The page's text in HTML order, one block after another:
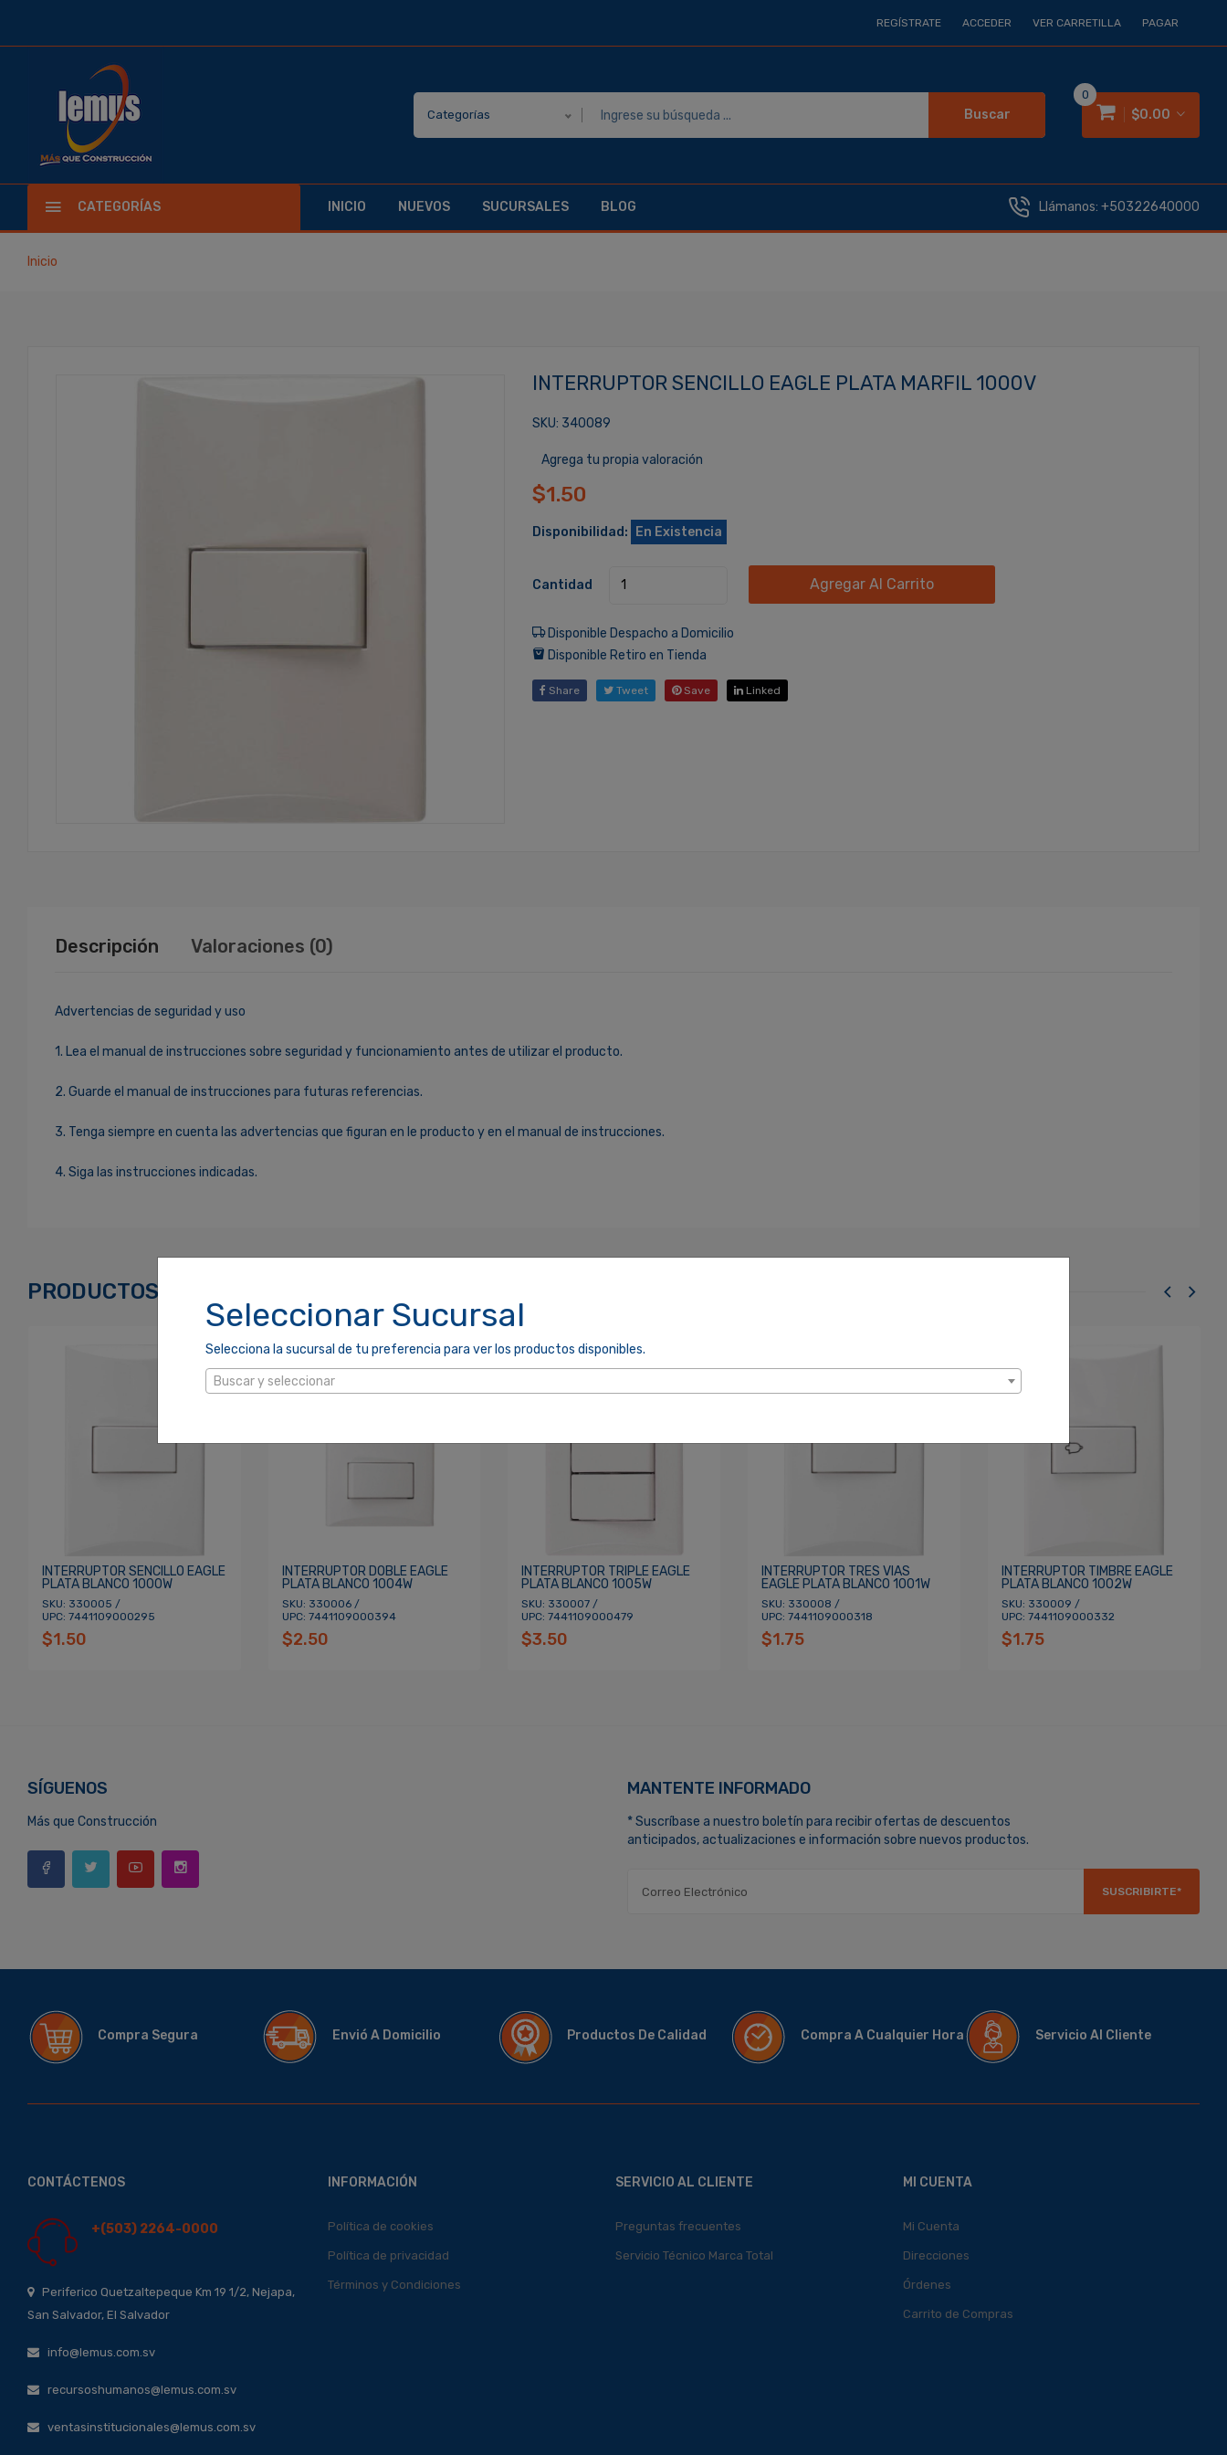
Seleccionar Sucursal
Selecciona la sucursal de tu preferencia para ver los productos disponibles.
Buscar y seleccionar
REGÍSTRATE ACCEDER VER CARRETILLA PAGAR
Categorías Buscar $0.00
0
CATEGORÍAS INICIO NUEVOS SUCURSALES BLOG Llámanos: +50322640000
Inicio
INTERRUPTOR SENCILLO EAGLE PLATA MARFIL 1000V
SKU: 340089
Agrega tu propia valoración
$1.50
Disponibilidad: En Existencia
Cantidad Agregar Al Carrito
Disponible Despacho a Domicilio
Disponible Retiro en Tienda
Share Tweet Save Linked
Descripción Valoraciones (0)
Advertencias de seguridad y uso
1. Lea el manual de instrucciones sobre seguridad y funcionamiento antes de utilizar el producto.
2. Guarde el manual de instrucciones para futuras referencias.
3. Tenga siempre en cuenta las advertencias que figuran en le producto y en el manual de instrucciones.
4. Siga las instrucciones indicadas.
¿Olvidaste tu Contraseña? Recordarme ACCEDER
PRODUCTOS RELACIONADOS
INTERRUPTOR SENCILLO EAGLE
PLATA BLANCO 1000W
SKU: 330005 /
UPC: 7441109000295
$1.50
INTERRUPTOR DOBLE EAGLE
PLATA BLANCO 1004W
SKU: 330006 /
UPC: 7441109000394
$2.50
INTERRUPTOR TRIPLE EAGLE
PLATA BLANCO 1005W
SKU: 330007 /
UPC: 7441109000479
$3.50
INTERRUPTOR TRES VIAS
EAGLE PLATA BLANCO 1001W
SKU: 330008 /
UPC: 7441109000318
$1.75
INTERRUPTOR TIMBRE EAGLE
PLATA BLANCO 1002W
SKU: 330009 /
UPC: 7441109000332
$1.75
SÍGUENOS
Más que Construcción
MANTENTE INFORMADO
* Suscríbase a nuestro boletín para recibir ofertas de descuentos
anticipados, actualizaciones e información sobre nuevos productos.
SUSCRIBIRTE*
Compra Segura Envió A Domicilio Productos De Calidad Compra A Cualquier Hora Servicio Al Cliente
CONTÁCTENOS
+(503) 2264-0000
Periferico Quetzaltepeque Km 19 1/2, Nejapa,
San Salvador, El Salvador
info@lemus.com.sv
recursoshumanos@lemus.com.sv
ventasinstitucionales@lemus.com.sv
INFORMACIÓN
Política de cookies
Política de privacidad
Términos y Condiciones
SERVICIO AL CLIENTE
Preguntas frecuentes
Servicio Técnico Marca Total
MI CUENTA
Mi Cuenta
Direcciones
Órdenes
Carrito de Compras